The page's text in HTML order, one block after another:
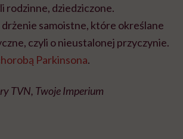
rodzinne, dziedziczone.
samoistne, które określane
czyli o nieustalonej przyczynie.
Parkinsona.
TVN, Twoje Imperium